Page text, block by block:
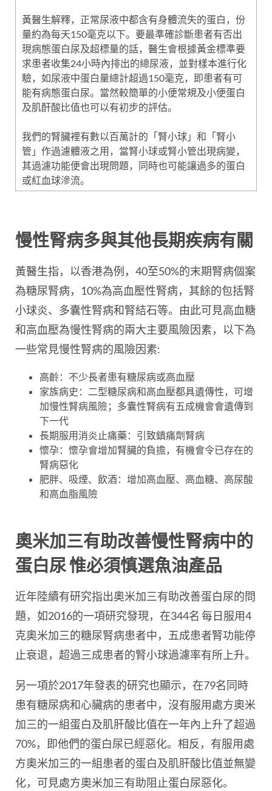
黃醫生解釋，正常尿液中都含有身體流失的蛋白，份
量約為每天150毫克以下。要最準確診斷患者有否出
現病態蛋白尿及超標量的話，醫生會根據黃金標準要
求患者收集24小時內排出的總尿液，並對樣本進行化
驗，如尿液中蛋白量總計超過150毫克，即患者有可
能有病態蛋白尿。當然較簡單的小便常規及小便蛋白
及肌酐酸比值也可以有初步的評估。
我們的腎臟裡有數以百萬計的「腎小球」和「腎小
管」作過濾體液之用，當腎小球或腎小管出現病變，
其過濾功能便會出現問題，同時也可能讓過多的蛋白
或紅血球滲流。
慢性腎病多與其他長期疾病有關
黃醫生指，以香港為例，40至50%的末期腎病個案
為糖尿腎病，10%為高血壓性腎病，其餘的包括腎
小球炎、多囊性腎病和腎結石等。由此可見高血糖
和高血壓為慢性腎病的兩大主要風險因素，以下為
一些常見慢性腎病的風險因素:
高齡：不少長者患有糖尿病或高血壓
家族病史：二型糖尿病和高血壓都具遺傳性，可增
加慢性腎病風險；多囊性腎病有五成機會會遺傳到
下一代
長期服用消炎止痛藥：引致鎮痛劑腎病
懷孕：懷孕會增加腎臟的負擔，有機會令已存在的
腎病惡化
肥胖、吸煙、飲酒：增加高血壓、高血糖、高尿酸
和高血脂風險
奧米加三有助改善慢性腎病中的
蛋白尿 惟必須慎選魚油產品
近年陸續有研究指出奧米加三有助改善蛋白尿的問
題，如2016的一項研究發現，在344名 每日服用4
克奧米加三的糖尿腎病患者中，五成患者腎功能停
止衰退，超過三成患者的腎小球過濾率有所上升。
另一項於2017年發表的研究也顯示，在79名同時
患有糖尿病和心臟病的患者中，沒有服用處方奧米
加三的一組蛋白及肌肝酸比值在一年內上升了超過
70%，即他們的蛋白尿已經惡化。相反，有服用處
方奧米加三的一組患者的蛋白及肌肝酸比值並無變
化，可見處方奧米加三有助阻止蛋白尿惡化。